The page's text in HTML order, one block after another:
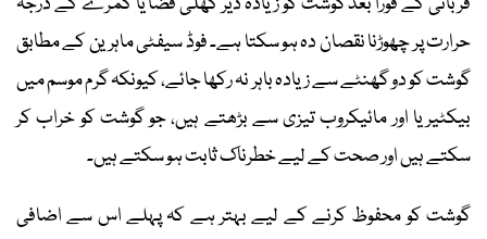
حرارت پر چھوڑنا نقصان دہ ہو سکتا ہے۔ فوڈ سیفٹی ماہرین کے مطابق
گوشت کو دو گھنٹے سے زیادہ باہر نہ رکھا جائے، کیونکہ گرم موسم میں
بیکٹیریا اور مائیکروب تیزی سے بڑھتے ہیں، جو گوشت کو خراب کر
سکتے ہیں اور صحت کے لیے خطرناک ثابت ہو سکتے ہیں۔
گوشت کو محفوظ کرنے کے لیے بہتر ہے کہ پہلے اس سے اضافی